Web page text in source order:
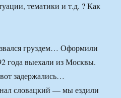
тематики и т.д. ? Как
груздем… Оформили
года выехали из Москвы.
задержались…
словацкий — мы ездили